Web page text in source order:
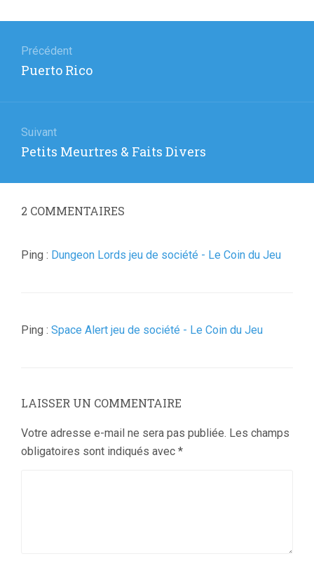
de
l’article
Précédent
Article
Puerto Rico
Suivant
Article
:
Petits Meurtres & Faits Divers
2 COMMENTAIRES
Ping : Dungeon Lords jeu de société - Le Coin du Jeu
Ping : Space Alert jeu de société - Le Coin du Jeu
LAISSER UN COMMENTAIRE
Votre adresse e-mail ne sera pas publiée. Les champs
obligatoires sont indiqués avec *